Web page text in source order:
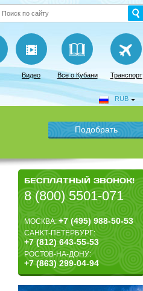
Видео Все о Кубани Транспорт
RUB
БЕСПЛАТНЫЙ ЗВОНОК!
8 (800) 5501-071
МОСКВА:+7 (495) 988-50-53
САНКТ-ПЕТЕРБУРГ:
+7 (812) 643-55-53
РОСТОВ-НА-ДОНУ:
+7 (863) 299-04-94